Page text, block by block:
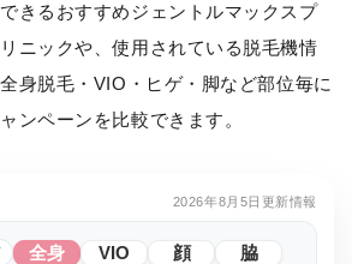
きるおすすめジェントルマックスプ
ニックや、使用されている脱毛機情
身脱毛・VIO・ヒゲ・脚など部位毎に
ンペーンを比較できます。
2026年8月5日更新情報
全身 VIO 顔 脇